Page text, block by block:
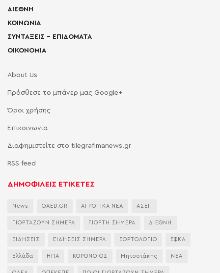
ΔΙΕΘΝΗ
ΚΟΙΝΩΝΙΑ
ΣΥΝΤΑΞΕΙΣ – ΕΠΙΔΟΜΑΤΑ
ΟΙΚΟΝΟΜΙΑ
About Us
Πρόσθεσε το μπάνερ μας Google+
Όροι χρήσης
Επικοινωνία
Διαφημιστείτε στο tilegrafimanews.gr
RSS feed
ΔΗΜΟΦΙΛΕΙΣ ΕΤΙΚΕΤΕΣ
News OAED.GR ΑΓΡΟΤΙΚΑ ΝΕΑ ΑΣΕΠ
ΓΙΟΡΤΑΖΟΥΝ ΣΗΜΕΡΑ ΓΙΟΡΤΗ ΣΗΜΕΡΑ ΔΙΕΘΝΗ
ΕΙΔΗΣΕΙΣ ΕΙΔΗΣΕΙΣ ΣΗΜΕΡΑ ΕΟΡΤΟΛΟΓΙΟ ΕΦΚΑ
Ελλάδα ΗΠΑ ΚΟΡΟΝΟΙΟΣ Μητσοτάκης ΝΕΑ